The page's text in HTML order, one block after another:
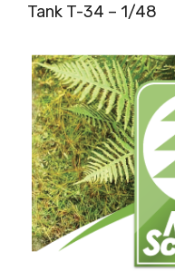
Tank T-34 – 1/48